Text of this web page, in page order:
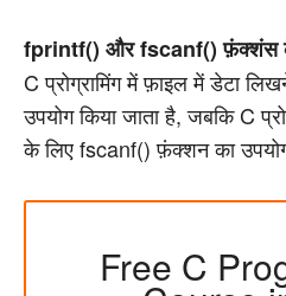
fprintf() और fscanf() फ़ंक्शंस
C प्रोग्रामिंग में फ़ाइल में डेटा
उपयोग किया जाता है, जबकि C
के लिए fscanf() फ़ंक्शन का उपयोग
Free C